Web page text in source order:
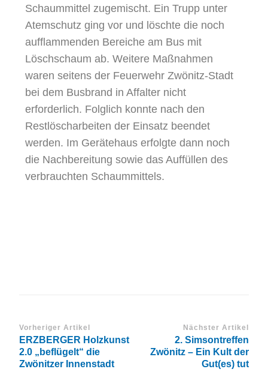
Schaummittel zugemischt. Ein Trupp unter
Atemschutz ging vor und löschte die noch
aufflammenden Bereiche am Bus mit
Löschschaum ab. Weitere Maßnahmen
waren seitens der Feuerwehr Zwönitz-Stadt
bei dem Busbrand in Affalter nicht
erforderlich. Folglich konnte nach den
Restlöscharbeiten der Einsatz beendet
werden. Im Gerätehaus erfolgte dann noch
die Nachbereitung sowie das Auffüllen des
verbrauchten Schaummittels.
Vorheriger Artikel
ERZBERGER Holzkunst
2.0 „beflügelt“ die
Zwönitzer Innenstadt
Nächster Artikel
2. Simsontreffen
Zwönitz – Ein Kult der
Gut(es) tut